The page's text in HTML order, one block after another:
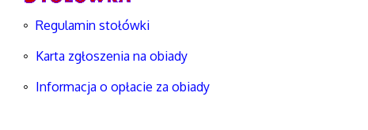
Regulamin stołówki
Karta zgłoszenia na obiady
Informacja o opłacie za obiady